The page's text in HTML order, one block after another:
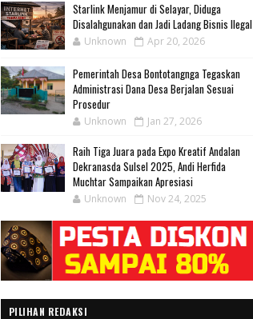
Starlink Menjamur di Selayar, Diduga
Disalahgunakan dan Jadi Ladang Bisnis Ilegal
Unknown Apr 20, 2026
Pemerintah Desa Bontotangnga Tegaskan
Administrasi Dana Desa Berjalan Sesuai
Prosedur
Unknown Jan 27, 2026
Raih Tiga Juara pada Expo Kreatif Andalan
Dekranasda Sulsel 2025, Andi Herfida
Muchtar Sampaikan Apresiasi
Unknown Nov 24, 2025
PILIHAN REDAKSI